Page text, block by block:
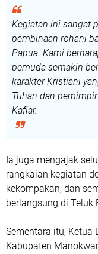
Kegiatan ini sangat
pembinaan rohani
Papua. Kami
pemuda semakin
karakter Kristiani
Tuhan dan
Kafiar.
Ia juga mengajak
rangkaian kegiatan
kekompakan, dan
berlangsung di Teluk
Sementara itu, Ketua
Kabupaten